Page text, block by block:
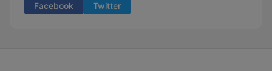
Facebook Twitter